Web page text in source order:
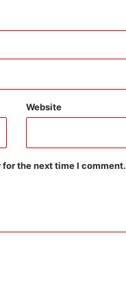
Website
the next time I comment.